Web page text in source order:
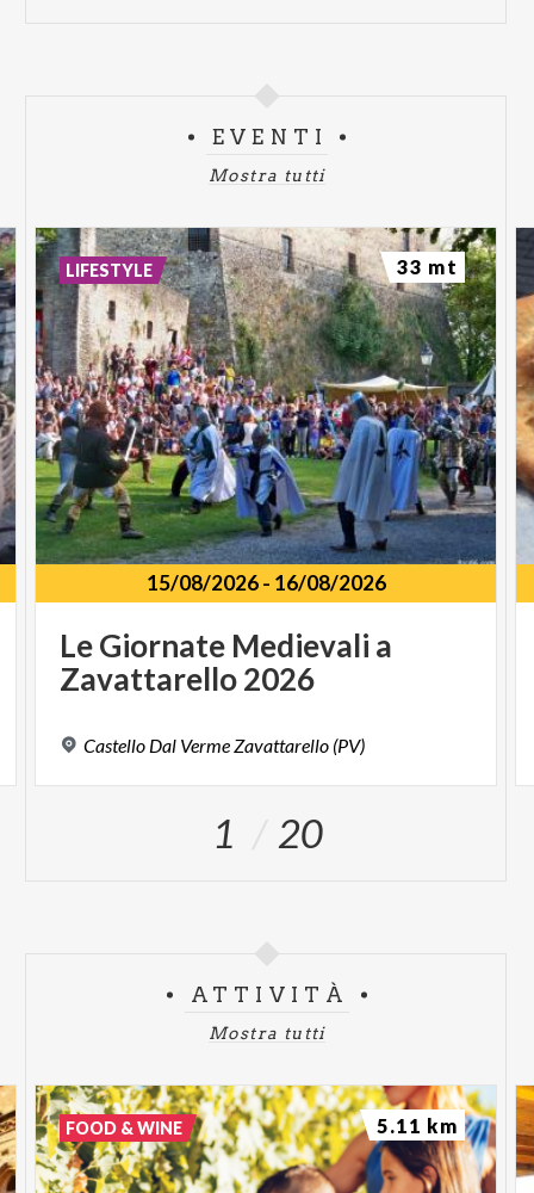
EVENTI
Mostra tutti
15/08/2026- 16/08/2026
LeGiornate Medievali a
Zavattarello2026
Castello Dal VermeZavattarello (PV)
LIFESTYLE 33 mt
1 20
ATTIVITÀ
Mostra tutti
FOOD & WINE 5.11 km